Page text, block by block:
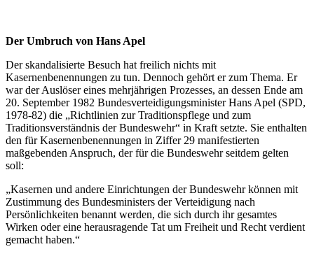
Der Umbruch von Hans Apel
Der skandalisierte Besuch hat freilich nichts mit
Kasernenbenennungen zu tun. Dennoch gehört er zum Thema. Er
war der Auslöser eines mehrjährigen Prozesses, an dessen Ende am
20. September 1982 Bundesverteidigungsminister Hans Apel (SPD,
1978-82) die „Richtlinien zur Traditionspflege und zum
Traditionsverständnis der Bundeswehr“ in Kraft setzte. Sie enthalten
den für Kasernenbenennungen in Ziffer 29 manifestierten
maßgebenden Anspruch, der für die Bundeswehr seitdem gelten
soll:
„Kasernen und andere Einrichtungen der Bundeswehr können mit
Zustimmung des Bundesministers der Verteidigung nach
Persönlichkeiten benannt werden, die sich durch ihr gesamtes
Wirken oder eine herausragende Tat um Freiheit und Recht verdient
gemacht haben.“